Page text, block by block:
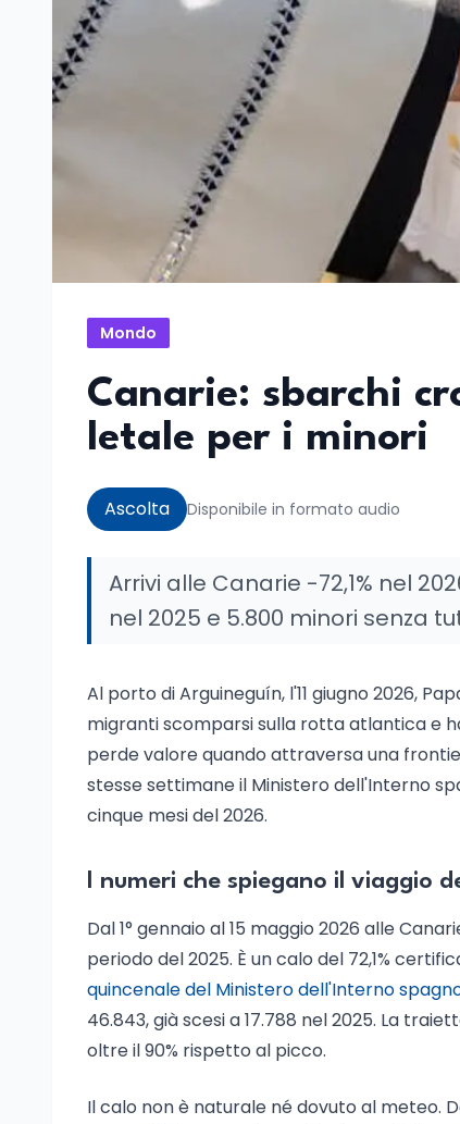
Mondo
Canarie: sbarchi
letale per i minori
Ascolta Disponibile in formato audio
Arrivi alle Canarie -72,1% nel
nel 2025 e 5.800 minori senza
Al porto di Arguineguín, l'11 giugno 2026,
migranti scomparsi sulla rotta atlantica e
perde valore quando attraversa una
stesse settimane il Ministero dell'Interno
cinque mesi del 2026.
I numeri che spiegano il viaggio
Dal 1° gennaio al 15 maggio 2026 alle
periodo del 2025. È un calo del 72,1%
quincenale del Ministero dell'Interno
46.843, già scesi a 17.788 nel 2025. La
oltre il 90% rispetto al picco.
Il calo non è naturale né dovuto al meteo.